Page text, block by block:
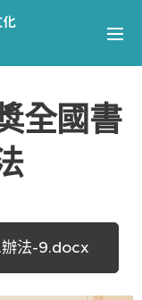
化
全國書
辦法-9.docx